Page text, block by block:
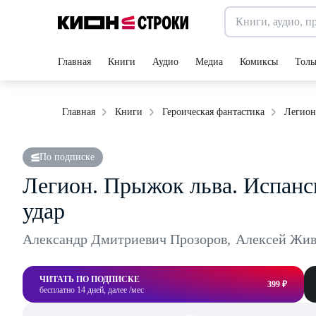
Главная Книги Аудио Медиа Комиксы
Главная Книги Героическая фантастика
По подписке
Легион. Прыжок льва.
удар
Александр Дмитриевич Прозоров, Алексей
ЧИТАТЬ ПО ПОДПИСКЕ
бесплатно 14 дней, далее /мес
399 ₽